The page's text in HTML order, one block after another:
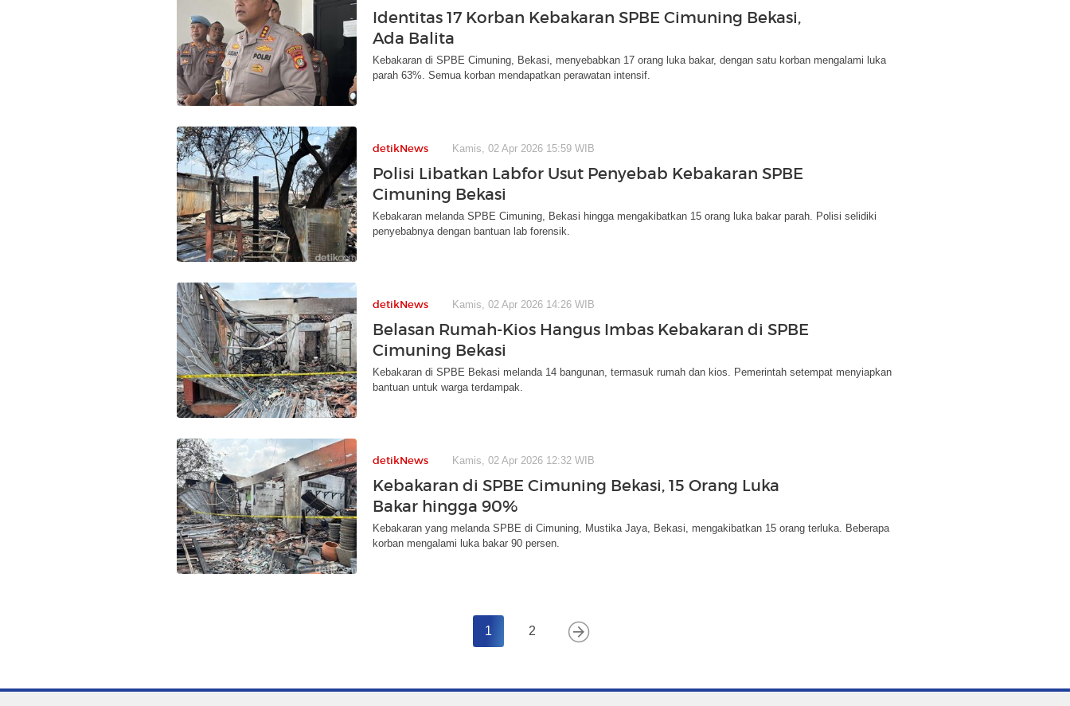
Identitas 17 Korban Kebakaran SPBE Cimuning Bekasi,
Ada Balita
Kebakaran di SPBE Cimuning, Bekasi, menyebabkan 17 orang luka bakar, dengan satu korban mengalami luka
parah 63%. Semua korban mendapatkan perawatan intensif.
detikNews Kamis, 02 Apr 2026 15:59 WIB
Polisi Libatkan Labfor Usut Penyebab Kebakaran SPBE
Cimuning Bekasi
Kebakaran melanda SPBE Cimuning, Bekasi hingga mengakibatkan 15 orang luka bakar parah. Polisi selidiki
penyebabnya dengan bantuan lab forensik.
detikNews Kamis, 02 Apr 2026 14:26 WIB
Belasan Rumah-Kios Hangus Imbas Kebakaran di SPBE
Cimuning Bekasi
Kebakaran di SPBE Bekasi melanda 14 bangunan, termasuk rumah dan kios. Pemerintah setempat menyiapkan
bantuan untuk warga terdampak.
detikNews Kamis, 02 Apr 2026 12:32 WIB
Kebakaran di SPBE Cimuning Bekasi, 15 Orang Luka
Bakar hingga 90%
Kebakaran yang melanda SPBE di Cimuning, Mustika Jaya, Bekasi, mengakibatkan 15 orang terluka. Beberapa
korban mengalami luka bakar 90 persen.
1 2